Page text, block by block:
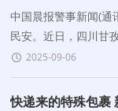
中国晨报警事新闻(通
民安。近日，四川甘
成功查处一起非法经
2025-09-06
快递来的特殊包裹